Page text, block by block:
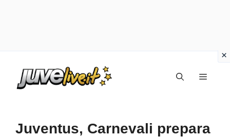
Menu
Juventus, Carnevali prepara